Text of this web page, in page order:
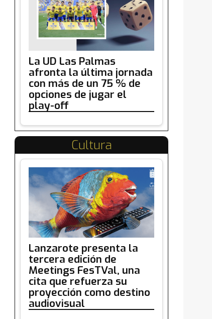
La UD Las Palmas
afronta la última jornada
con más de un 75 % de
opciones de jugar el
play-off
Cultura
Lanzarote presenta la
tercera edición de
Meetings FesTVal, una
cita que refuerza su
proyección como destino
audiovisual